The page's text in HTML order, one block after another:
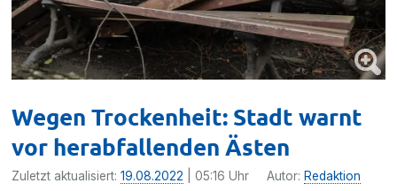
Wegen Trockenheit: Stadt warnt
vor herabfallenden Ästen
Zuletzt aktualisiert:19.08.2022 | 05:16 Uhr Autor: Redaktion